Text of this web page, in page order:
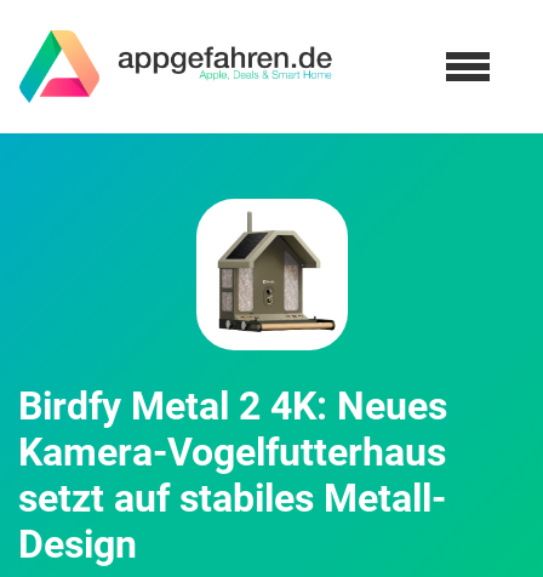
Birdfy Metal 2 4K: Neues
Kamera-Vogelfutterhaus
setzt auf stabiles Metall-
Design